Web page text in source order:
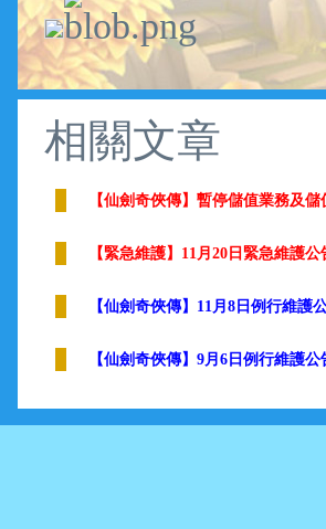
相關文章
【仙劍奇俠傳】暫停儲值業務及
【緊急維護】11月20日緊急維護公
【仙劍奇俠傳】11月8日例行維護
【仙劍奇俠傳】9月6日例行維護公